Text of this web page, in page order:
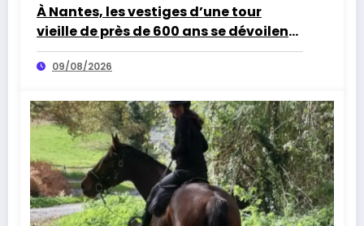
À Nantes, les vestiges d’une tour
vieille de près de 600 ans se dévoilent
exceptionnellement au public
09/08/2026